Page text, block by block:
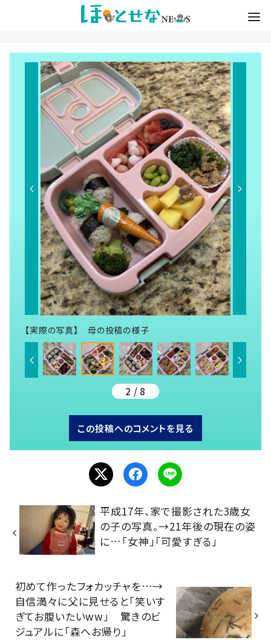
【実際の写真】 母の投稿の様子
2 / 8
この投稿へのコメントを見る
平成17年、家で撮影された3歳女
の子の写真。→21年後の現在の姿
に…「女神」「可愛すぎる」
初めて作ったフォカッチャを…→
自信満々に父に見せると「笑いす
ぎてお腹いたいww」 驚きのビ
ジュアルに「森へお帰り」